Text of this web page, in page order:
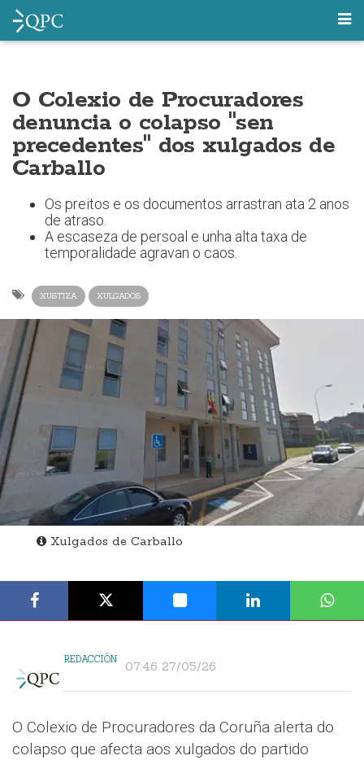
O Colexio de Procuradores
denuncia o colapso "sen
precedentes" dos xulgados de
Carballo
Os preitos e os documentos arrastran ata 2 anos
de atraso.
A escaseza de persoal e unha alta taxa de
temporalidade agravan o caos.
XUSTIZA XULGADOS
Xulgados de Carballo
REDACCIÓN 07:46 27/05/26
O Colexio de Procuradores da Coruña alerta do
colapso que afecta aos xulgados do partido